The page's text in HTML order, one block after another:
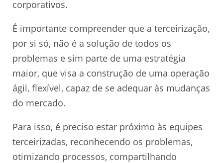
corporativos.
É importante compreender que a terceirização,
por si só, não é a solução de todos os
problemas e sim parte de uma estratégia
maior, que visa a construção de uma operação
ágil, flexível, capaz de se adequar às mudanças
do mercado.
Para isso, é preciso estar próximo às equipes
terceirizadas, reconhecendo os problemas,
otimizando processos, compartilhando